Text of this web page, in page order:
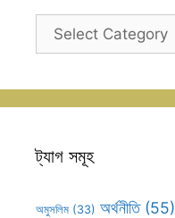
ক্যাটাগরি
ট্যাগ সমূহ
অমুসলিম (33) অর্থনীতি(55)